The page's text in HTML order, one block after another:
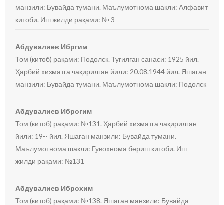
манзили: Бувайда тумани. Маълумотнома шакли: Алфавит
китоби. Иш жилди рақами: № 3
Абдувалиев Ибргим
Том (китоб) рақами: Подолск. Туғилган санаси: 1925 йил.
Ҳарбий хизматга чақирилган йили: 20.08.1944 йил. Яшаган
манзили: Бувайда тумани. Маълумотнома шакли: Подолск
Абдувалиев Иброгим
Том (китоб) рақами: №131. Ҳарбий хизматга чақирилган
йили: 19-- йил. Яшаган манзили: Бувайда тумани.
Маълумотнома шакли: Гувохнома бериш китоби. Иш
жилди рақами: №131
Абдувалиев Иброхим
Том (китоб) рақами: №138. Яшаган манзили: Бувайда